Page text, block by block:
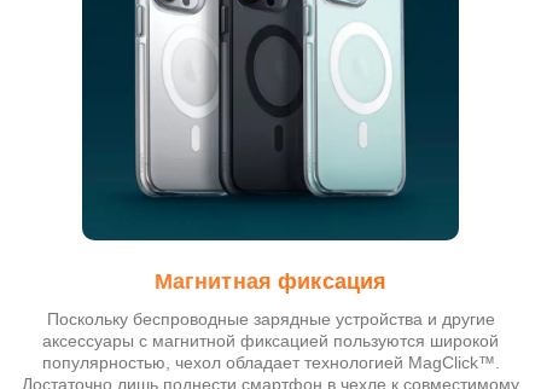
Магнитная фиксация
Поскольку беспроводные зарядные устройства и другие
аксессуары с магнитной фиксацией пользуются широкой
популярностью, чехол обладает технологией MagClick™.
Достаточно лишь поднести смартфон в чехле к совместимому